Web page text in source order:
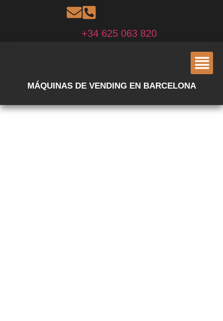
+34 625 063 820
MÁQUINAS DE VENDING EN BARCELONA